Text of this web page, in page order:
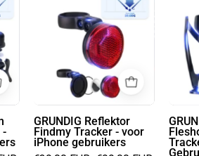
-
Reflektor
Findmy
Tracker
-
voor
iPhone
gebruikers
GRUNDIG Reflektor
Findmy Tracker - voor
iPhone gebruikers